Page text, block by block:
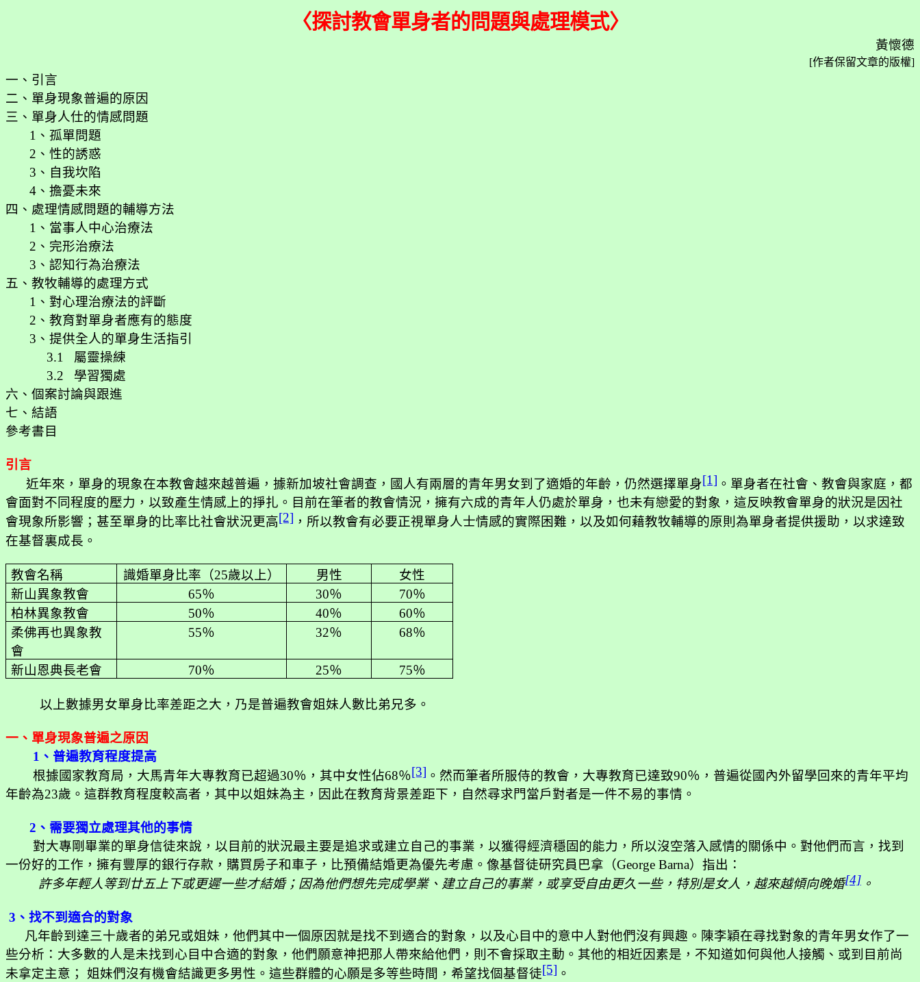
〈探討教會單身者的問題與處理模式〉
黃懷德
[作者保留文章的版權]
一、引言
二、單身現象普遍的原因
三、單身人仕的情感問題
1 、孤單問題
2 、性的誘惑
3 、自我坎陷
4 、擔憂未來
四、處理情感問題的輔導方法
1 、當事人中心治療法
2 、完形治療法
3 、認知行為治療法
五、教牧輔導的處理方式
1 、對心理治療法的評斷
2 、教育對單身者應有的態度
3 、提供全人的單身生活指引
3.1
屬靈操練
3.2
學習獨處
六、個案討論與跟進
七、結語
參考書目
引言
近年來，單身的現象在本教會越來越普遍，據新加坡社會調查，國人有兩層的青年男女到了適婚的年齡，仍然選擇單身[1] 。單身者在社會、教會與家庭，都
會面對不同程度的壓力，以致產生情感上的掙扎。目前在筆者的教會情況，擁有六成的青年人仍處於單身，也未有戀愛的對象，這反映教會單身的狀況是因社
會現象所影響；甚至單身的比率比社會狀況更高[2] ，所以教會有必要正視單身人士情感的實際困難，以及如何藉教牧輔導的原則為單身者提供援助，以求達致
在基督裏成長。
教會名稱 識婚單身比率（25歲以上） 男性
女性
新山異象教會
65％ 30％ 70％
柏林異象教會
50％ 40％ 60％
柔佛再也異象教
會
55％ 32％ 68％
新山恩典長老會 70％ 25％ 75％
以上數據男女單身比率差距之大，乃是普遍教會姐妹人數比弟兄多。
一、單身現象普遍之原因
1 、普遍教育程度提高
根據國家教育局，大馬青年大專教育已超過30％，其中女性佔68％[3] 。然而筆者所服侍的教會，大專教育已達致90％，普遍從國內外留學回來的青年平均
年齡為23歲。這群教育程度較高者，其中以姐妹為主，因此在教育背景差距下，自然尋求門當戶對者是一件不易的事情。
2 、需要獨立處理其他的事情
對大專剛畢業的單身信徒來說，以目前的狀況最主要是追求或建立自己的事業，以獲得經濟穩固的能力，所以沒空落入感情的關係中。對他們而言，找到
一份好的工作，擁有豐厚的銀行存款，購買房子和車子，比預備結婚更為優先考慮。像基督徒研究員巴拿（George Barna）指出：
許多年輕人等到廿五上下或更遲一些才結婚；因為他們想先完成學業、建立自己的事業，或享受自由更久一些，特別是女人，越來越傾向晚婚[4] 。
3 、找不到適合的對象
凡年齡到達三十歲者的弟兄或姐妹，他們其中一個原因就是找不到適合的對象，以及心目中的意中人對他們沒有興趣。陳李穎在尋找對象的青年男女作了一
些分析：大多數的人是未找到心目中合適的對象，他們願意神把那人帶來給他們，則不會採取主動。其他的相近因素是，不知道如何與他人接觸、或到目前尚
未拿定主意；
姐妹們沒有機會結識更多男性。這些群體的心願是多等些時間，希望找個基督徒[5] 。